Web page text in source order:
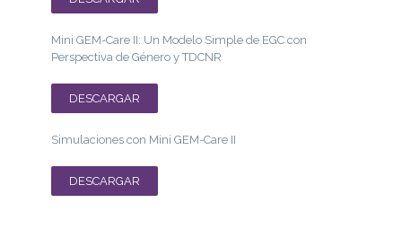
Mini GEM-Care II: Un Modelo Simple de EGC con
Perspectiva de Género y TDCNR
DESCARGAR
Simulaciones con Mini GEM-Care II
DESCARGAR